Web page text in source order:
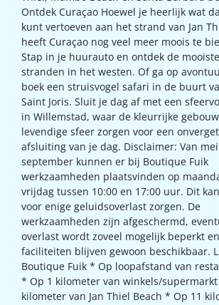
Ontdek Curaçao Hoewel je heerlijk wat
kunt vertoeven aan het strand van Jan
heeft Curaçao nog veel meer moois te
Stap in je huurauto en ontdek de mooiste
stranden in het westen. Of ga op
boek een struisvogel safari in de buurt
Saint Joris. Sluit je dag af met een
in Willemstad, waar de kleurrijke
levendige sfeer zorgen voor een
afsluiting van je dag. Disclaimer: Van
september kunnen er bij Boutique Fuik
werkzaamheden plaatsvinden op
vrijdag tussen 10:00 en 17:00 uur. Dit
voor enige geluidsoverlast zorgen. De
werkzaamheden zijn afgeschermd,
overlast wordt zoveel mogelijk beperkt
faciliteiten blijven gewoon beschikbaar.
Boutique Fuik * Op loopafstand van
* Op 1 kilometer van winkels/
kilometer van Jan Thiel Beach * Op 11